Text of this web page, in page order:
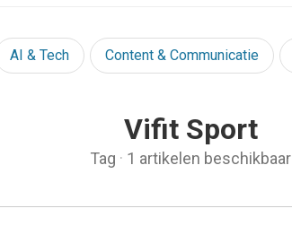
AI & Tech Content & Communicatie
Vifit Sport
Tag · 1 artikelen beschikbaar